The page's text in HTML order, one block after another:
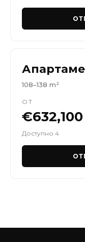
108–138 m²
ОТ
€632,100
Доступно 4